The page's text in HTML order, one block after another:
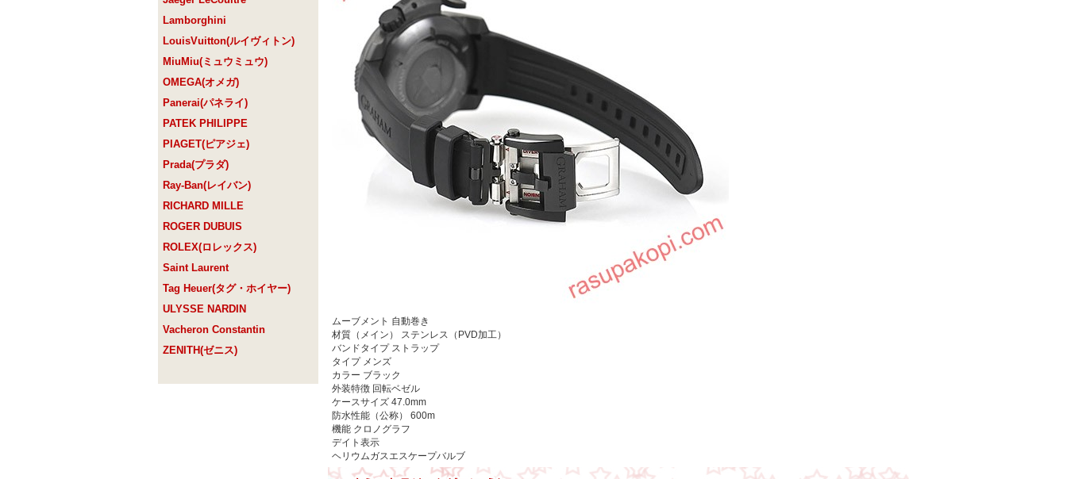
Lamborghini
LouisVuitton(ルイヴィトン)
MiuMiu(ミュウミュウ)
OMEGA(オメガ)
Panerai(パネライ)
PATEK PHILIPPE
PIAGET(ピアジェ)
Prada(プラダ)
Ray-Ban(レイバン)
RICHARD MILLE
ROGER DUBUIS
ROLEX(ロレックス)
Saint Laurent
Tag Heuer(タグ・ホイヤー)
ULYSSE NARDIN
Vacheron Constantin
ZENITH(ゼニス)
ムーブメント 自動巻き
材質（メイン）
ステンレス（PVD加工）
バンドタイプ ストラップ
タイプ メンズ
カラー ブラック
外装特徴 回転ベゼル
ケースサイズ 47.0mm
防水性能（公称）
600m
機能 クロノグラフ
デイト表示
ヘリウムガスエスケープバルブ